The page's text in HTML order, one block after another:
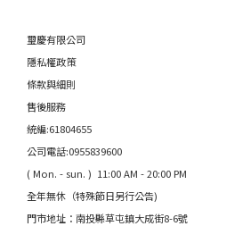
璽慶有限公司
隱私權政策
條款與細則
售後服務
統編:61804655
公司電話:0955839600
( Mon. - sun. ) 11:00 AM - 20:00 PM
全年無休（特殊節日另行公告)
門市地址：南投縣草屯鎮大成街8-6號